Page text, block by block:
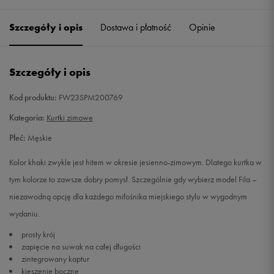
M Powiadom o dostępności
Szczegóły i opis Dostawa i płatność Opinie
Szczegóły i opis
Kod produktu: FW23SPM200769
Kategoria: Kurtki zimowe
Płeć: Męskie
Kolor khaki zwykle jest hitem w okresie jesienno-zimowym. Dlatego kurtka w
tym kolorze to zawsze dobry pomysł. Szczególnie gdy wybierz model Fila –
niezawodną opcję dla każdego miłośnika miejskiego stylu w wygodnym
wydaniu.
prosty krój
zapięcie na suwak na całej długości
zintegrowany kaptur
kieszenie boczne